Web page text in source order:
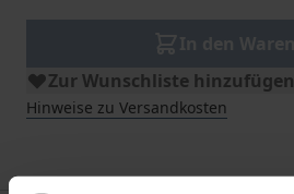
Zur Wunschliste hinzufügen
Hinweise zu Versandkosten